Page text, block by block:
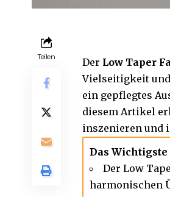
Teilen Der Low Taper
Vielseitigkeit
ein gepflegtes
diesem Artikel
inszenieren und
Das
Der Low
harmonischen